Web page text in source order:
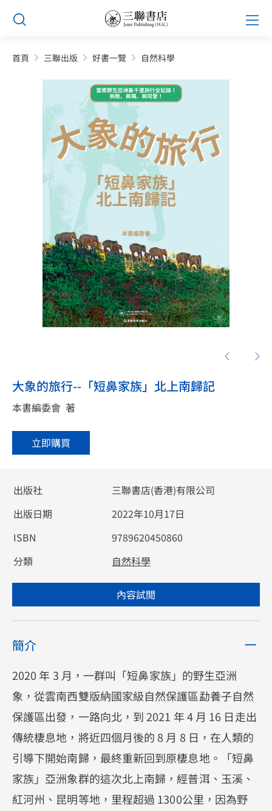
Skip
content
首頁 三聯出版 好書一覽 自然科學
大象的旅行--「短鼻家族」北上南歸記
本書編委會 著
立即購買
出版社
三聯書店(香港)有限公司
出版日期
2022年10月17日
ISBN
9789620450860
分類
自然科學
內容試閲
簡介
2020 年 3 月，一群叫「短鼻家族」的野生亞洲
象，從雲南西雙版納國家級自然保護區勐養子自然
保護區出發，一路向北，到 2021 年 4 月 16 日走出
傳統棲息地，將近四個月後的 8 月 8 日，在人類的
引導下開始南歸，最終重新回到原棲息地。「短鼻
家族」亞洲象群的這次北上南歸，經普洱、玉溪、
紅河州、昆明等地，里程超過 1300公里，因為野